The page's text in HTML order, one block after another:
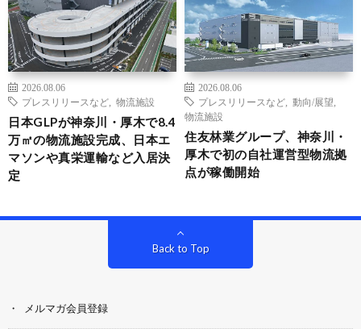
2026.08.06
プレスリリースなど
物流施設
日本GLPが神奈川・厚木で8.4
万㎡の物流施設完成、日本エ
マソンや真栄運輸など入居決
定
2026.08.06
プレスリリースなど
動向/展望
物流施設
住友林業グループ、神奈川・
厚木で初の自社運営型物流拠
点が稼働開始
Back to Top
メルマガ会員登録